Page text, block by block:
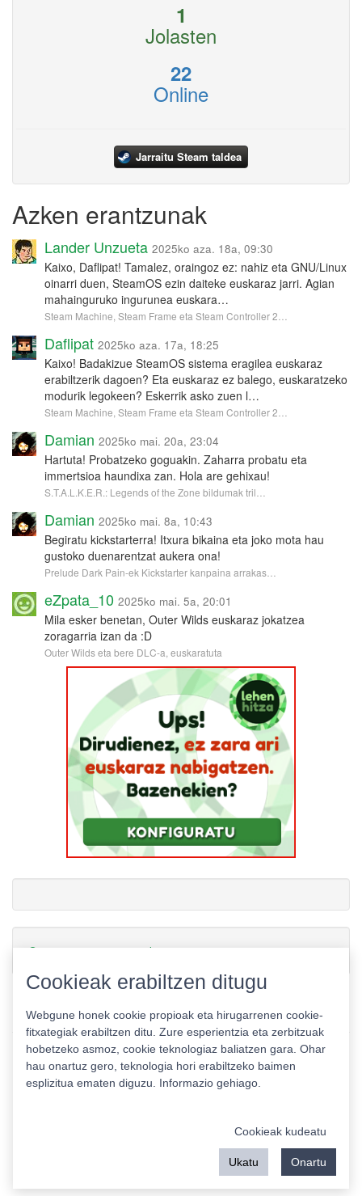
1
Jolasten
22
Online
Jarraitu Steam taldea
Azken erantzunak
Lander Unzueta 2025ko aza. 18a, 09:30
Kaixo, Daflipat! Tamalez, oraingoz ez: nahiz eta GNU/Linux
oinarri duen, SteamOS ezin daiteke euskaraz jarri. Agian
mahainguruko ingurunea euskara…
Steam Machine, Steam Frame eta Steam Controller 2…
Daflipat 2025ko aza. 17a, 18:25
Kaixo! Badakizue SteamOS sistema eragilea euskaraz
erabiltzerik dagoen? Eta euskaraz ez balego, euskaratzeko
modurik legokeen? Eskerrik asko zuen l…
Steam Machine, Steam Frame eta Steam Controller 2…
Damian 2025ko mai. 20a, 23:04
Hartuta! Probatzeko goguakin. Zaharra probatu eta
immertsioa haundixa zan. Hola are gehixau!
S.T.A.L.K.E.R.: Legends of the Zone bildumak tril…
Damian 2025ko mai. 8a, 10:43
Begiratu kickstarterra! Itxura bikaina eta joko mota hau
gustoko duenarentzat aukera ona!
Prelude Dark Pain-ek Kickstarter kanpaina arrakas…
eZpata_10 2025ko mai. 5a, 20:01
Mila esker benetan, Outer Wilds euskaraz jokatzea
zoragarria izan da :D
Outer Wilds eta bere DLC-a, euskaratuta
Gamerauntsia-ren txioak
Estatistikak
Cookieak erabiltzen ditugu
Webgune honek cookie propioak eta hirugarrenen cookie-
fitxategiak erabiltzen ditu. Zure esperientzia eta zerbitzuak
hobetzeko asmoz, cookie teknologiaz baliatzen gara. Ohar
hau onartuz gero, teknologia hori erabiltzeko baimen
esplizitua ematen diguzu. Informazio gehiago.
Cookieak kudeatu
Ukatu Onartu